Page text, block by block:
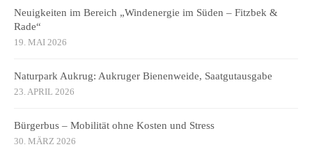
Neuigkeiten im Bereich „Windenergie im Süden – Fitzbek &
Rade“
19. MAI 2026
Naturpark Aukrug: Aukruger Bienenweide, Saatgutausgabe
23. APRIL 2026
Bürgerbus – Mobilität ohne Kosten und Stress
30. MÄRZ 2026